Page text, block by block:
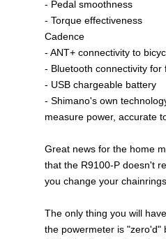
- Pedal smoothness
- Torque effectiveness
Cadence
- ANT+ connectivity to
- Bluetooth connectivity for
- USB chargeable battery
- Shimano's own
measure power, accurate
Great news for the home
that the R9100-P doesn't
you change your chainrings.
The only thing you will
the powermeter is "zero'd"